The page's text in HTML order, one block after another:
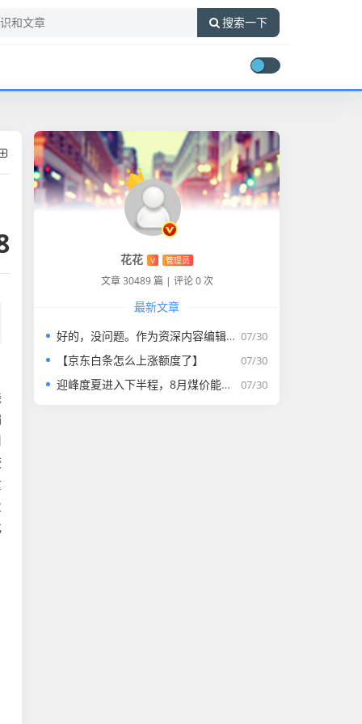
搜索一下
花花 V 管理员
文章 30489 篇 | 评论 0 次
最新文章
07/30
好的，没问题。作为资深内容编辑，我将为您打造一篇符合要求的专业教程文章。
07/30
【京东白条怎么上涨额度了】
07/30
迎峰度夏进入下半程，8月煤价能否走强？